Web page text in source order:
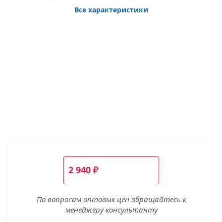
Все характеристики
2 940 ₽
По вопросам оптовых цен обращайтесь к
менеджеру консультанту